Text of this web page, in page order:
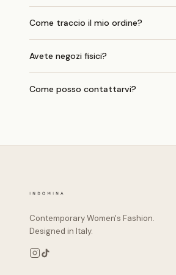
Come traccio il mio ordine?
Avete negozi fisici?
Come posso contattarvi?
Contemporary Women's Fashion.
Designed in Italy.